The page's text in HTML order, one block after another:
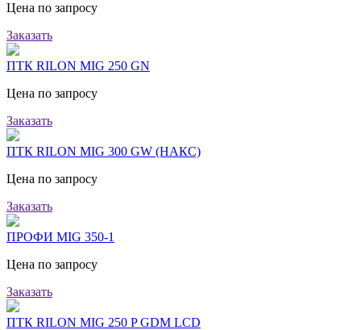
Цена по запросу
Заказать
ПТК RILON MIG 250 GN
Цена по запросу
Заказать
ПТК RILON MIG 300 GW (НАКС)
Цена по запросу
Заказать
ПРОФИ MIG 350-1
Цена по запросу
Заказать
ПТК RILON MIG 250 P GDM LCD